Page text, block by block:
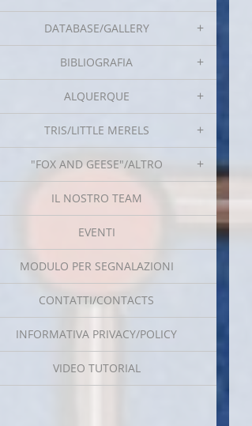
DATABASE/GALLERY
BIBLIOGRAFIA
ALQUERQUE
TRIS/LITTLE MERELS
"FOX AND GEESE"/ALTRO
IL NOSTRO TEAM
EVENTI
MODULO PER SEGNALAZIONI
CONTATTI/CONTACTS
INFORMATIVA PRIVACY/POLICY
VIDEO TUTORIAL